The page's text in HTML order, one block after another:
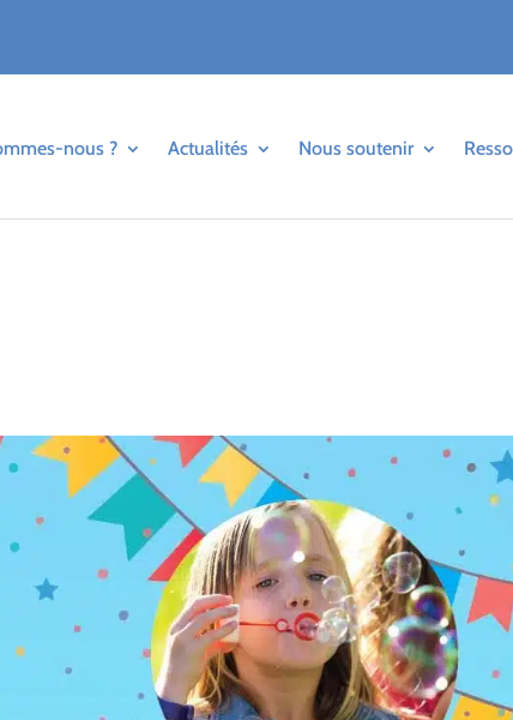
nous ? Actualités Nous soutenir